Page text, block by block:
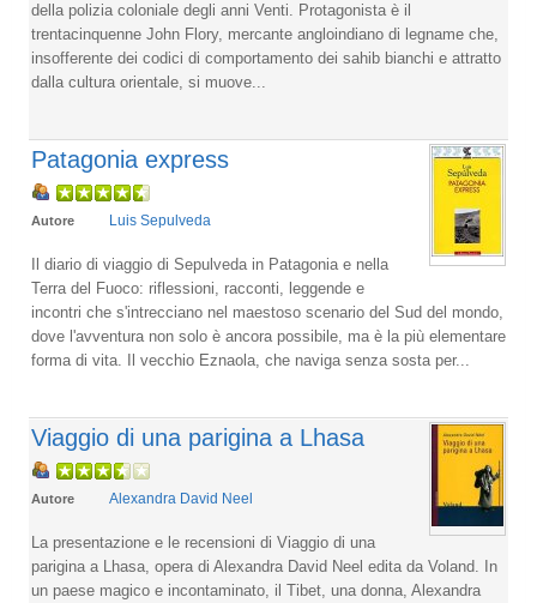
della polizia coloniale degli anni Venti. Protagonista è il
trentacinquenne John Flory, mercante angloindiano di legname che,
insofferente dei codici di comportamento dei sahib bianchi e attratto
dalla cultura orientale, si muove...
Patagonia express
Autore Luis Sepulveda
Il diario di viaggio di Sepulveda in Patagonia e nella
Terra del Fuoco: riflessioni, racconti, leggende e
incontri che s'intrecciano nel maestoso scenario del Sud del mondo,
dove l'avventura non solo è ancora possibile, ma è la più elementare
forma di vita. Il vecchio Eznaola, che naviga senza sosta per...
Viaggio di una parigina a Lhasa
Autore Alexandra David Neel
La presentazione e le recensioni di Viaggio di una
parigina a Lhasa, opera di Alexandra David Neel edita da Voland. In
un paese magico e incontaminato, il Tibet, una donna, Alexandra